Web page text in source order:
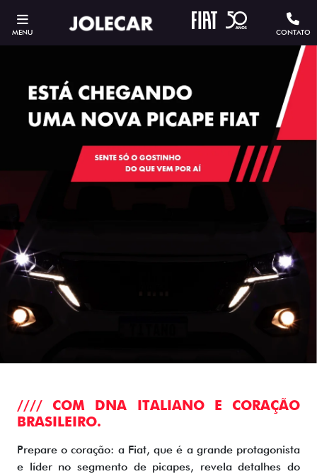
MENU CONTATO
//// COM DNA ITALIANO E CORAÇÃO
BRASILEIRO.
Prepare o coração: a Fiat, que é a grande protagonista
e líder no segmento de picapes, revela detalhes do